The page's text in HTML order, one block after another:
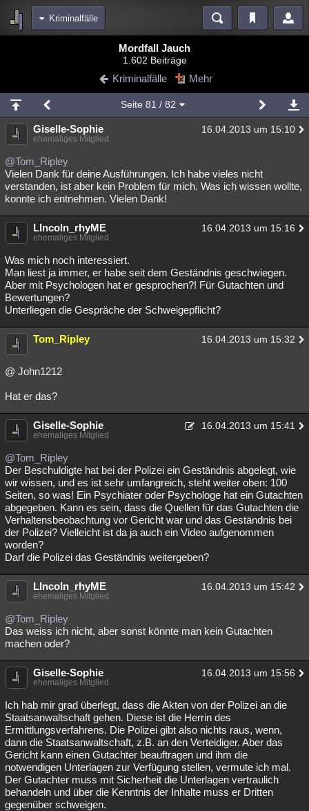
Kriminalfälle
Blogs Videos
Chat Wiki Neuigkeiten
meine Rubriken
Menschen Wissenschaft Mystery Kriminalfälle
Spiritualität
Natur Umfragen Unterhaltung
Philosophie Träume Literatur
Astronomie Helpdesk
Musik Clash Verbesserungen Allmystery English
Übersichten
Besucht Teilgenommen Alle Neue Geschlossen
Lesenswert
Mordfall Jauch
1.602 Beiträge
Kriminalfälle Mehr
Seite 81 / 82
Giselle-Sophie 16.04.2013 um 15:10
ehemaliges Mitglied
@Tom_Ripley
Vielen Dank für deine Ausführungen. Ich habe vieles nicht
verstanden, ist aber kein Problem für mich. Was ich wissen wollte,
konnte ich entnehmen. Vielen Dank!
LIncoln_rhyME 16.04.2013 um 15:16
ehemaliges Mitglied
Was mich noch interessiert.
Man liest ja immer, er habe seit dem Geständnis geschwiegen.
Aber mit Psychologen hat er gesprochen?! Für Gutachten und
Bewertungen?
Unterliegen die Gespräche der Schweigepflicht?
Tom_Ripley 16.04.2013 um 15:32
@ John1212
Hat er das?
Giselle-Sophie 16.04.2013 um 15:41
ehemaliges Mitglied
@Tom_Ripley
Der Beschuldigte hat bei der Polizei ein Geständnis abgelegt, wie
wir wissen, und es ist sehr umfangreich, steht weiter oben: 100
Seiten, so was! Ein Psychiater oder Psychologe hat ein Gutachten
abgegeben. Kann es sein, dass die Quellen für das Gutachten die
Verhaltensbeobachtung vor Gericht war und das Geständnis bei
der Polizei? Vielleicht ist da ja auch ein Video aufgenommen
worden?
Darf die Polizei das Geständnis weitergeben?
LIncoln_rhyME 16.04.2013 um 15:42
ehemaliges Mitglied
@Tom_Ripley
Das weiss ich nicht, aber sonst könnte man kein Gutachten
machen oder?
Giselle-Sophie 16.04.2013 um 15:56
ehemaliges Mitglied
Ich hab mir grad überlegt, dass die Akten von der Polizei an die
Staatsanwaltschaft gehen. Diese ist die Herrin des
Ermittlungsverfahrens. Die Polizei gibt also nichts raus, wenn,
dann die Staatsanwaltschaft, z.B. an den Verteidiger. Aber das
Gericht kann einen Gutachter beauftragen und ihm die
notwendigen Unterlagen zur Verfügung stellen, vermute ich mal.
Der Gutachter muss mit Sicherheit die Unterlagen vertraulich
behandeln und über die Kenntnis der Inhalte muss er Dritten
gegenüber schweigen.